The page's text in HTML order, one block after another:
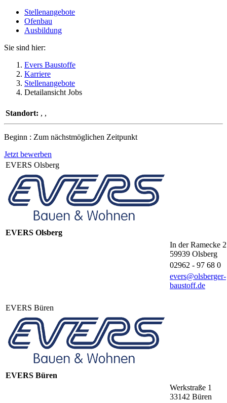
Stellenangebote
Ofenbau
Ausbildung
Sie sind hier:
Evers Baustoffe
Karriere
Stellenangebote
Detailansicht Jobs
Standort: , ,
Beginn : Zum nächstmöglichen Zeitpunkt
Jetzt bewerben
EVERS Olsberg
EVERS Olsberg
In der Ramecke 2
59939 Olsberg
02962 - 97 68 0
evers@olsberger-
baustoff.de
EVERS Büren
EVERS Büren
Werkstraße 1
33142 Büren